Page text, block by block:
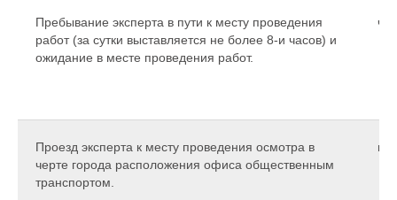
Пребывание эксперта в пути к месту проведения
работ (за сутки выставляется не более 8-и часов) и
ожидание в месте проведения работ.
час
Проезд эксперта к месту проведения осмотра в
черте города расположения офиса общественным
транспортом.